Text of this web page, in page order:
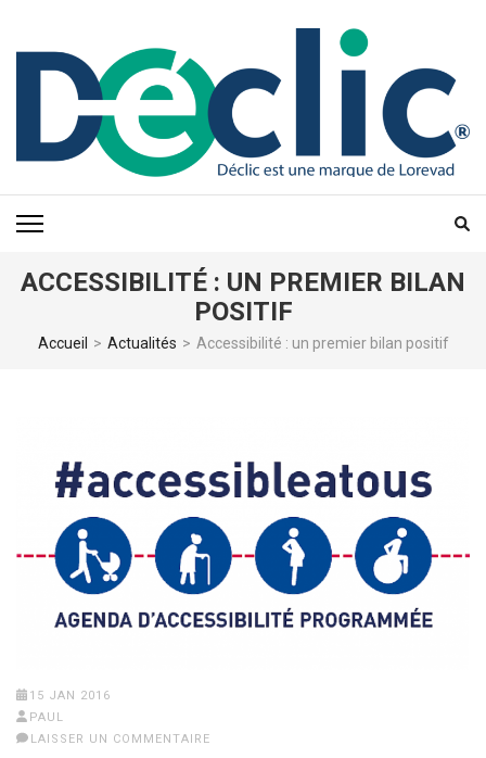
ACCESSIBILITÉ : UN PREMIER BILAN
POSITIF
Accueil > Actualités > Accessibilité : un premier bilan positif
15 JAN 2016
PAUL
LAISSER UN COMMENTAIRE